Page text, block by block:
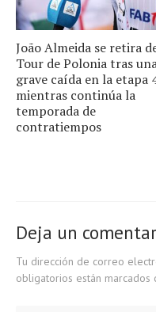
João Almeida se retira
Tour de Polonia tras
grave caída en la etapa
mientras continúa la
temporada de
contratiempos
Deja un
Tu dirección de correo
obligatorios están marcados